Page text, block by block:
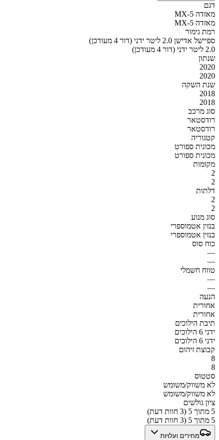
דגם
מאזדה MX-5
מאזדה MX-5
רמת גימור
ספיישל אדישן 2.0 ליטר ידני (דור 4 מעודכן)
2.0 ליטר ידני (דור 4 מעודכן)
שנתון
2020
2020
שנת השקה
2018
2018
סוג מרכב
רודסטאר
רודסטאר
קטגוריה
מכונית ספורט
מכונית ספורט
מקומות
2
2
דלתות
2
2
סוג מנוע
בנזין אטמוספרי
בנזין אטמוספרי
כוח סוס
—
—
טווח חשמלי
—
—
הנעה
אחורית
אחורית
תיבת הילוכים
ידני 6 הילוכים
ידני 6 הילוכים
קבוצת זיהום
8
8
סטטוס
לא משווק/משומש
לא משווק/משומש
ציון גולשים
5 מתוך 5 (3 חוות דעת)
5 מתוך 5 (3 חוות דעת)
מחירים ועלויות